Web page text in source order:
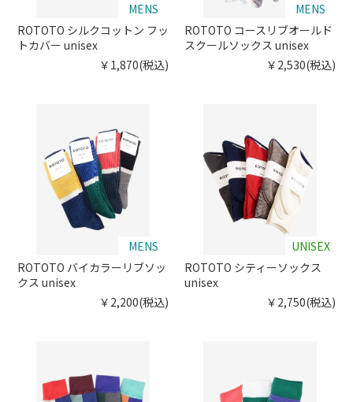
MENS
ROTOTO シルクコットン フッ
トカバー unisex
￥1,870(税込)
MENS
ROTOTO コースリブオールド
スクールソックス unisex
￥2,530(税込)
MENS
ROTOTO バイカラーリブソッ
クス unisex
￥2,200(税込)
UNISEX
ROTOTO シティーソックス
unisex
￥2,750(税込)